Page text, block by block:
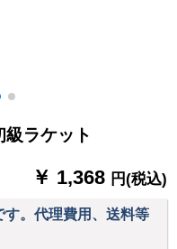
ラケット
￥ 1,368 円(税込)
す。代理費用、送料等